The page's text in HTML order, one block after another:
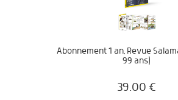
Abonnement 1 an, Revue
99 ans)
39.00 €